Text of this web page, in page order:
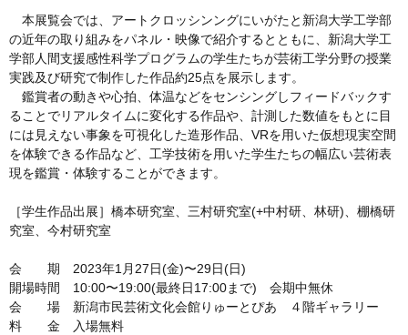
本展覧会では、アートクロッシンングにいがたと新潟大学工学部
の近年の取り組みをパネル・映像で紹介するとともに、新潟大学工
学部人間支援感性科学プログラムの学生たちが芸術工学分野の授業
実践及び研究で制作した作品約25点を展示します。
鑑賞者の動きや心拍、体温などをセンシングしフィードバックす
ることでリアルタイムに変化する作品や、計測した数値をもとに目
には見えない事象を可視化した造形作品、VRを用いた仮想現実空間
を体験できる作品など、工学技術を用いた学生たちの幅広い芸術表
現を鑑賞・体験することができます。
［学生作品出展］橋本研究室、三村研究室(+中村研、林研)、棚橋研
究室、今村研究室
会 期 2023年1月27日(金)〜29日(日)
開場時間 10:00〜19:00(最終日17:00まで) 会期中無休
会 場 新潟市民芸術文化会館りゅーとぴあ ４階ギャラリー
料 金 入場無料